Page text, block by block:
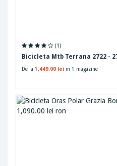
(1)
Bicicleta Mtb Terrana 2722 -
De la 1,449.00 lei in 1 magazine